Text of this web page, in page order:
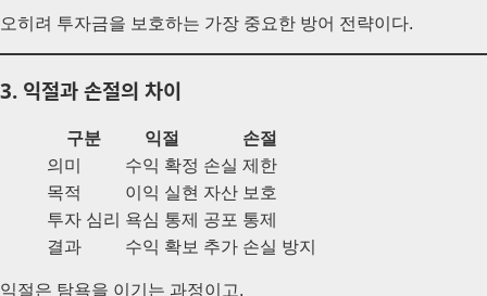
오히려 투자금을 보호하는 가장 중요한 방어 전략이다.
3. 익절과 손절의 차이
구분 익절
손절
의미
수익 확정 손실 제한
목적
이익 실현 자산 보호
투자 심리 욕심 통제 공포 통제
결과
수익 확보 추가 손실 방지
익절은 탐욕을 이기는 과정이고,